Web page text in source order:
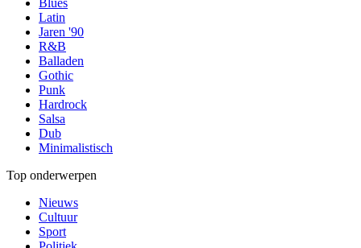
Blues
Latin
Jaren '90
R&B
Balladen
Gothic
Punk
Hardrock
Salsa
Dub
Minimalistisch
Top onderwerpen
Nieuws
Cultuur
Sport